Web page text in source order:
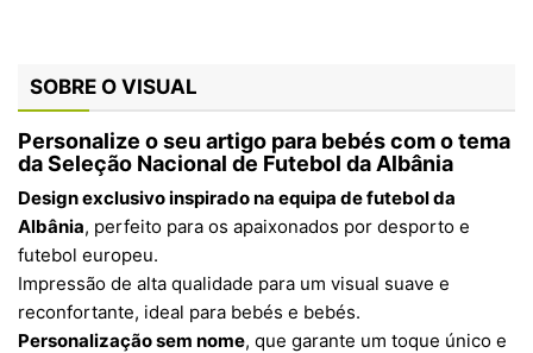
SOBRE O VISUAL
Personalize o seu artigo para bebés com o tema
da Seleção Nacional de Futebol da Albânia
Design exclusivo inspirado na equipa de futebol da
Albânia, perfeito para os apaixonados por desporto e
futebol europeu.
Impressão de alta qualidade para um visual suave e
reconfortante, ideal para bebés e bebés.
Personalização sem nome, que garante um toque único e